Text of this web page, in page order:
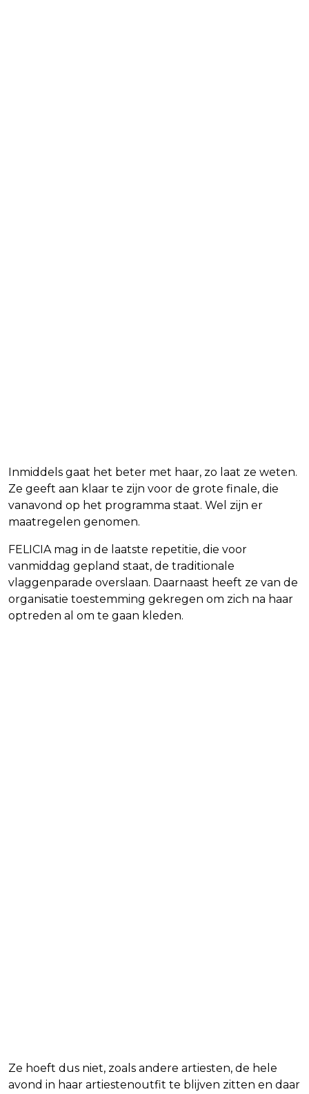
Inmiddels gaat het beter met haar, zo laat ze weten.
Ze geeft aan klaar te zijn voor de grote finale, die
vanavond op het programma staat. Wel zijn er
maatregelen genomen.
FELICIA mag in de laatste repetitie, die voor
vanmiddag gepland staat, de traditionale
vlaggenparade overslaan. Daarnaast heeft ze van de
organisatie toestemming gekregen om zich na haar
optreden al om te gaan kleden.
Ze hoeft dus niet, zoals andere artiesten, de hele
avond in haar artiestenoutfit te blijven zitten en daar